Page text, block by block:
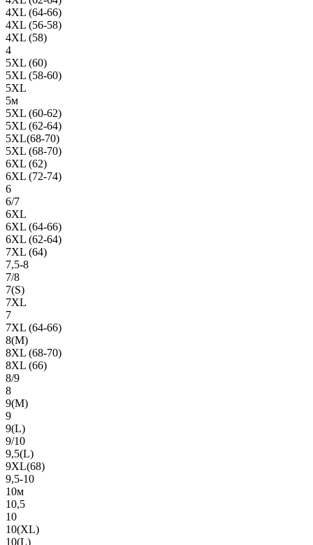
4XL (64-66)
4XL (56-58)
4XL (58)
4
5XL (60)
5XL (58-60)
5XL
5м
5XL (60-62)
5XL (62-64)
5XL(68-70)
5XL (68-70)
6XL (62)
6XL (72-74)
6
6/7
6XL
6XL (64-66)
6XL (62-64)
7XL (64)
7,5-8
7/8
7(S)
7XL
7
7XL (64-66)
8(М)
8XL (68-70)
8XL (66)
8/9
8
9(М)
9
9(L)
9/10
9,5(L)
9XL(68)
9,5-10
10м
10,5
10
10(XL)
10(L)